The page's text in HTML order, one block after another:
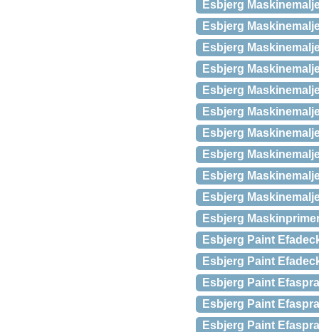
Esbjerg
Esbjerg
Esbjerg
Esbjerg
Esbjerg
Esbjerg
Esbjerg
Esbjerg
Esbjerg
Esbjerg
Esbjerg
Esbjerg Paint
Esbjerg Paint
Esbjerg Paint
Esbjerg Paint
Esbjerg Paint